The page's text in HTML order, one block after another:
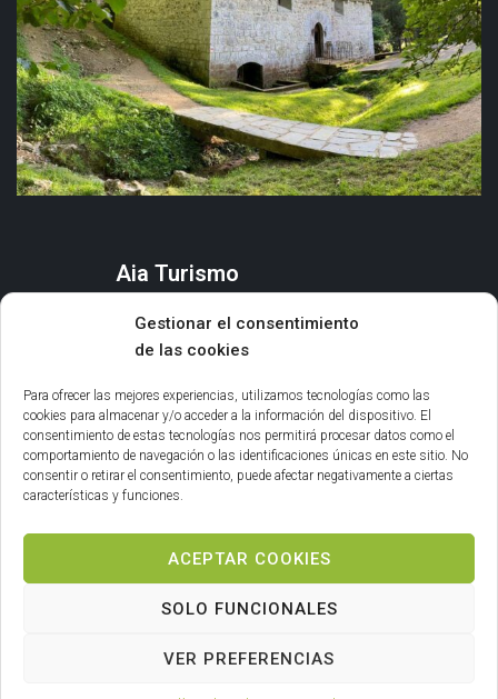
Gestionar el consentimiento
de las cookies
Para ofrecer las mejores experiencias, utilizamos tecnologías como las
cookies para almacenar y/o acceder a la información del dispositivo. El
consentimiento de estas tecnologías nos permitirá procesar datos como el
comportamiento de navegación o las identificaciones únicas en este sitio. No
consentir o retirar el consentimiento, puede afectar negativamente a ciertas
características y funciones.
ACEPTAR COOKIES
SOLO FUNCIONALES
VER PREFERENCIAS
Aia Turismo
QUÉ HACER
AGENDA Y EVENTOS
Información general
INFORMACIÓN LEGAL